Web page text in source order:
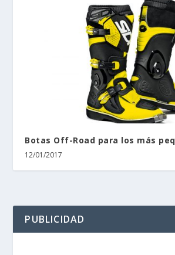
Botas Off-Road para los más
12/01/2017
PUBLICIDAD